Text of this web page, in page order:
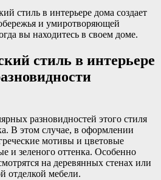
стиль в интерьере дома создает
и умиротворяющей
вы находитесь в своем доме.
стиль в интерьере
разновидностей этого стиля
В этом случае, в оформлении
мотивы и цветовые
и зеленого оттенка. Особенно
на деревянных стенах или
отделкой мебели.